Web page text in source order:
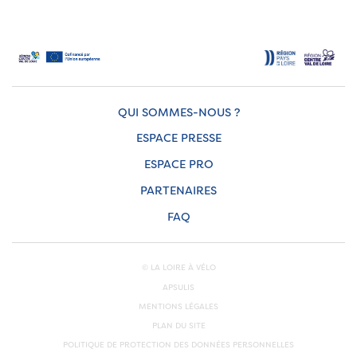
QUI SOMMES-NOUS ?
ESPACE PRESSE
ESPACE PRO
PARTENAIRES
FAQ
© LA LOIRE À VÉLO
APSULIS
MENTIONS LÉGALES
PLAN DU SITE
POLITIQUE DE PROTECTION DES DONNÉES PERSONNELLES